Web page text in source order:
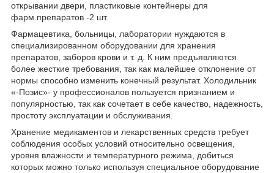
открывании двери, пластиковые контейнеры для
фарм.препаратов -2 шт.
Фармацевтика, больницы, лаборатории нуждаются в
специализированном оборудовании для хранения
препаратов, заборов крови и т. д. К ним предъявляются
более жесткие требования, так как малейшее отклонение от
нормы способно изменить конечный результат. Холодильник
«-Позис»- у профессионалов пользуется признанием и
популярностью, так как сочетает в себе качество, надежность,
простоту эксплуатации и обслуживания.
Хранение медикаментов и лекарственных средств требует
соблюдения особых условий относительно освещения,
уровня влажности и температурного режима, добиться
которых можно только используя специальное оборудование